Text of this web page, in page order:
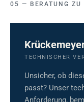
BERATUNG
TECHNISCHER
Unsicher, ob
passt? Unser